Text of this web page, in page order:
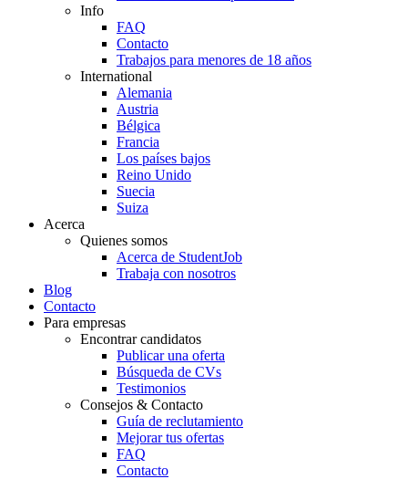
Info
FAQ
Contacto
Trabajos para menores de 18 años
International
Alemania
Austria
Bélgica
Francia
Los países bajos
Reino Unido
Suecia
Suiza
Acerca
Quienes somos
Acerca de StudentJob
Trabaja con nosotros
Blog
Contacto
Para empresas
Encontrar candidatos
Publicar una oferta
Búsqueda de CVs
Testimonios
Consejos & Contacto
Guía de reclutamiento
Mejorar tus ofertas
FAQ
Contacto